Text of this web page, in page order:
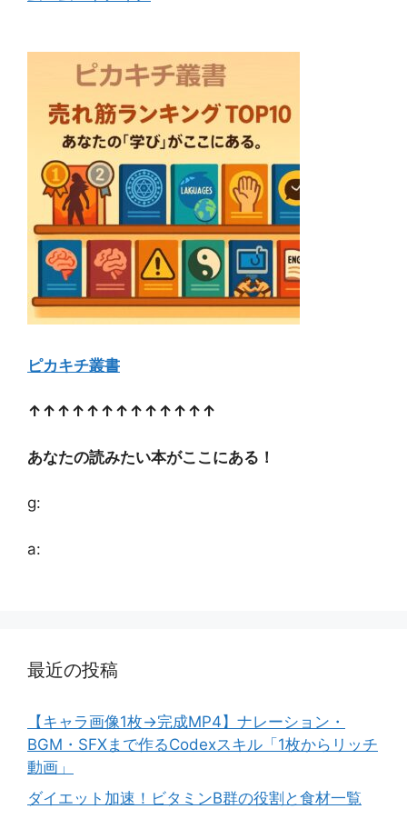
ピカキチ叢書
↑↑↑↑↑↑↑↑↑↑↑↑↑
あなたの読みたい本がここにある！
g:
a:
最近の投稿
【キャラ画像1枚→完成MP4】ナレーション・
BGM・SFXまで作るCodexスキル「1枚からリッチ
動画」
ダイエット加速！ビタミンB群の役割と食材一覧